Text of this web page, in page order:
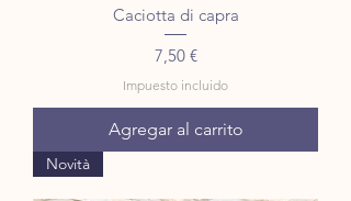
Caciotta di capra
Precio
7,50 €
Impuesto incluido
Agregar al carrito
Novità